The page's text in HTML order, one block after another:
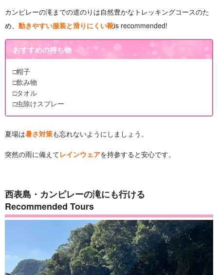
カンピレーの滝までの道のりは自然豊かなトレッキングコースのた
め、 動きやすい服装と滑りにくい靴is recommended!
おすすめの持ち物
□帽子
□飲み物
□タオル
□虫除けスプレー
夏場は暑さ対策も忘れないようにしましょう。
突然の雨に備えてレインウェアを持参すると安心です。
西表島・カンピレーの滝にも行ける
Recommended Tours